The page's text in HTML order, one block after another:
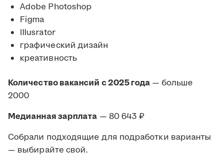
Adobe Photoshop
Figma
Illusrator
графический дизайн
креативность
Количество вакансий с 2025 года — больше
2000
Медианная зарплата — 80 643 ₽
Собрали подходящие для подработки варианты
— выбирайте свой.